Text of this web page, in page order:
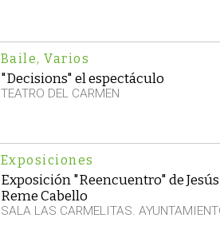
Baile, Varios
"Decisions" el espectáculo
TEATRO DEL CARMEN
Exposiciones
Exposición "Reencuentro" de
Reme Cabello
SALA LAS CARMELITAS.